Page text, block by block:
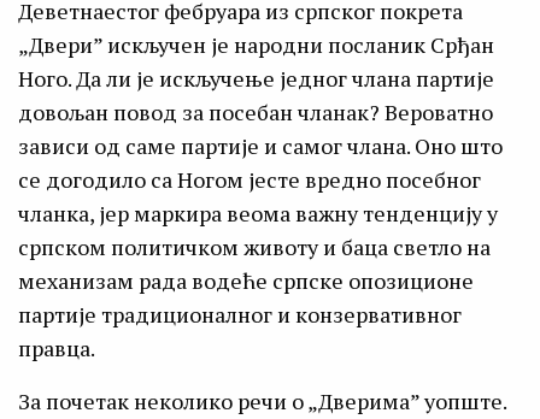
Деветнаестог фебруара из српског покрета
„Двери” искључен је народни посланик Срђан
Ного. Да ли је искључење једног члана партије
довољан повод за посебан чланак? Вероватно
зависи од саме партије и самог члана. Оно што
се догодило са Ногом јесте вредно посебног
чланка, јер маркира веома важну тенденцију у
српском политичком животу и баца светло на
механизам рада водеће српске опозиционе
партије традиционалног и конзервативног
правца.
За почетак неколико речи о „Дверима” уопште.